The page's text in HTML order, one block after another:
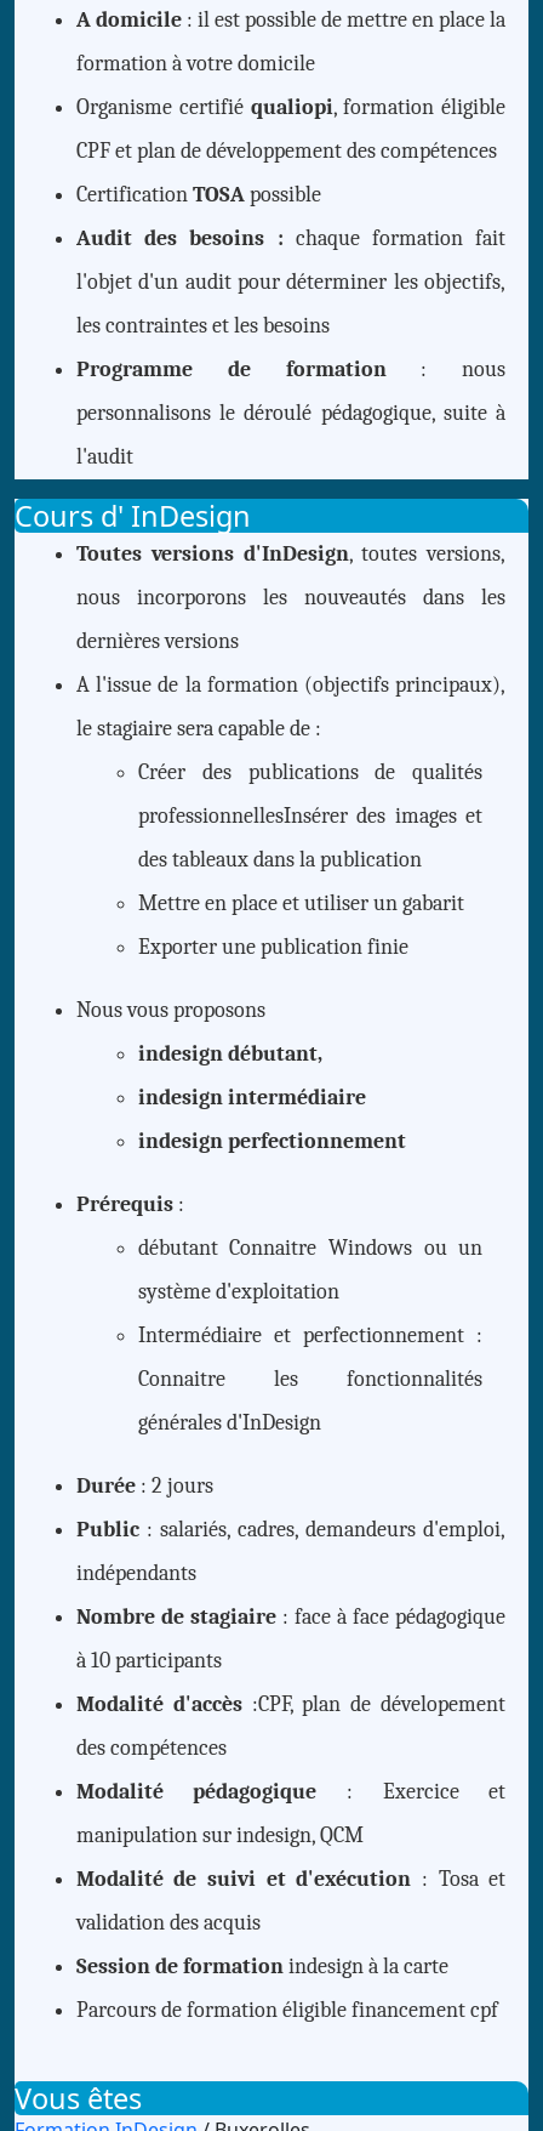
A domicile: il est possible de mettre en place la
formation à votre domicile
Organisme certifié qualiopi, formation éligible
CPF et plan de développement des compétences
CertificationTOSApossible
Audit des besoins : chaque formation fait
l'objet d'un audit pour déterminer les objectifs,
les contraintes et les besoins
Programme de formation: nous
personnalisons le déroulé pédagogique, suite à
l'audit
Cours d' InDesign
Toutes versions d'InDesign, toutes versions,
nous incorporons les nouveautés dans les
dernières versions
A l'issue de la formation (objectifs principaux),
le stagiaire sera capable de :
Créer des publications de qualités
professionnellesInsérer des images et
des tableaux dans la publication
Mettre en place et utiliser un gabarit
Exporter une publication finie
Nous vous proposons
indesign débutant,
indesign intermédiaire
indesign perfectionnement
Prérequis:
débutant Connaitre Windows ou un
système d'exploitation
Intermédiaire et perfectionnement :
Connaitre les fonctionnalités
générales d'InDesign
Durée: 2 jours
Public: salariés, cadres, demandeurs d'emploi,
indépendants
Nombre de stagiaire: face à face pédagogique
à 10 participants
Modalité d'accès :CPF, plan de dévelopement
des compétences
Modalité pédagogique : Exercice et
manipulation sur indesign, QCM
Modalité de suivi et d'exécution : Tosa et
validation des acquis
Session de formationindesign à la carte
Parcours de formation éligible financement cpf
Vous êtes